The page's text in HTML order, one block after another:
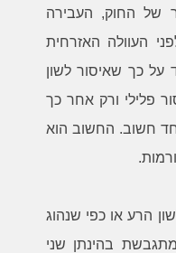
של החוק, העבירה
מופיעה בסעיף 6 (לפני העוולה האזרחית
על כך שאיסור לשון
פלילי ורק אחר כך
חשוב. החשוב הוא
הרע או כפי שנהוג
מתגבשת בהינתן שני